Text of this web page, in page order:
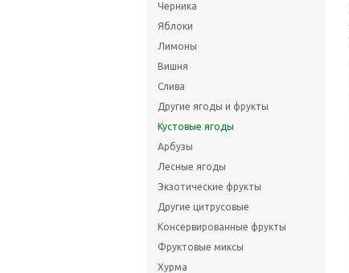
Черника
Яблоки
Лимоны
Вишня
Слива
Другие ягоды и фрукты
Кустовые ягоды
Арбузы
Лесные ягоды
Экзотические фрукты
Другие цитрусовые
Консервированные фрукты
Фруктовые миксы
Хурма